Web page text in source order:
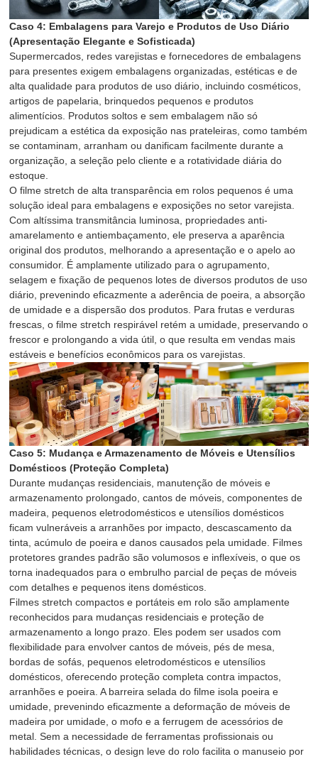
Caso 4: Embalagens para Varejo e Produtos de Uso Diário
(Apresentação Elegante e Sofisticada)
Supermercados, redes varejistas e fornecedores de embalagens
para presentes exigem embalagens organizadas, estéticas e de
alta qualidade para produtos de uso diário, incluindo cosméticos,
artigos de papelaria, brinquedos pequenos e produtos
alimentícios. Produtos soltos e sem embalagem não só
prejudicam a estética da exposição nas prateleiras, como também
se contaminam, arranham ou danificam facilmente durante a
organização, a seleção pelo cliente e a rotatividade diária do
estoque.
O filme stretch de alta transparência em rolos pequenos é uma
solução ideal para embalagens e exposições no setor varejista.
Com altíssima transmitância luminosa, propriedades anti-
amarelamento e antiembaçamento, ele preserva a aparência
original dos produtos, melhorando a apresentação e o apelo ao
consumidor. É amplamente utilizado para o agrupamento,
selagem e fixação de pequenos lotes de diversos produtos de uso
diário, prevenindo eficazmente a aderência de poeira, a absorção
de umidade e a dispersão dos produtos. Para frutas e verduras
frescas, o filme stretch respirável retém a umidade, preservando o
frescor e prolongando a vida útil, o que resulta em vendas mais
estáveis e benefícios econômicos para os varejistas.
Caso 5: Mudança e Armazenamento de Móveis e Utensílios
Domésticos (Proteção Completa)
Durante mudanças residenciais, manutenção de móveis e
armazenamento prolongado, cantos de móveis, componentes de
madeira, pequenos eletrodomésticos e utensílios domésticos
ficam vulneráveis a arranhões por impacto, descascamento da
tinta, acúmulo de poeira e danos causados pela umidade. Filmes
protetores grandes padrão são volumosos e inflexíveis, o que os
torna inadequados para o embrulho parcial de peças de móveis
com detalhes e pequenos itens domésticos.
Filmes stretch compactos e portáteis em rolo são amplamente
reconhecidos para mudanças residenciais e proteção de
armazenamento a longo prazo. Eles podem ser usados com
flexibilidade para envolver cantos de móveis, pés de mesa,
bordas de sofás, pequenos eletrodomésticos e utensílios
domésticos, oferecendo proteção completa contra impactos,
arranhões e poeira. A barreira selada do filme isola poeira e
umidade, prevenindo eficazmente a deformação de móveis de
madeira por umidade, o mofo e a ferrugem de acessórios de
metal. Sem a necessidade de ferramentas profissionais ou
habilidades técnicas, o design leve do rolo facilita o manuseio por